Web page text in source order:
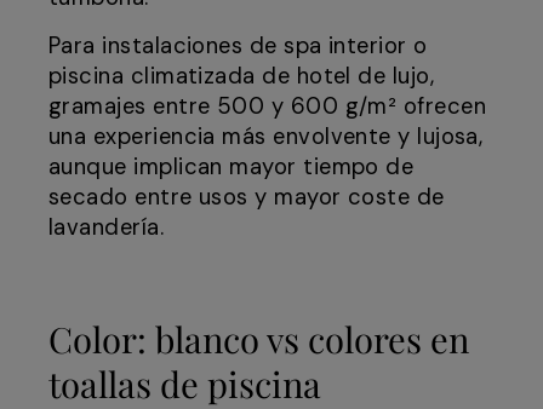
Para instalaciones de spa interior o
piscina climatizada de hotel de lujo,
gramajes entre 500 y 600 g/m² ofrecen
una experiencia más envolvente y lujosa,
aunque implican mayor tiempo de
secado entre usos y mayor coste de
lavandería.
Color: blanco vs colores en
toallas de piscina